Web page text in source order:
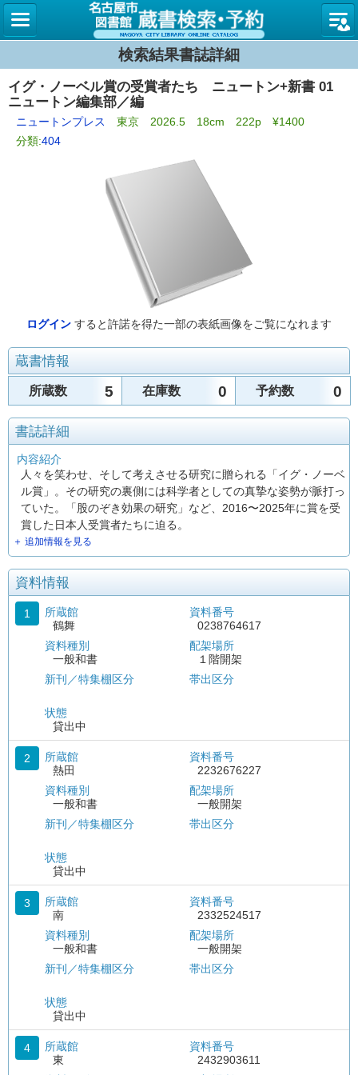
名古屋
検索結果書誌詳細
イグ・ノーベル賞の受賞者たち ニュートン+新書 01
ニュートン編集部／編
ニュートンプレス
東京 2026.5 18cm 222p ¥1400
分類:404
ログイン すると許諾を得た一部の表紙画像をご覧になれます
蔵書情報
所蔵数 5 在庫数 0 予約数 0
書誌詳細
内容紹介
人々を笑わせ、そして考えさせる研究に贈られる「イグ・ノーベ
ル賞」。その研究の裏側には科学者としての真摯な姿勢が脈打っ
ていた。「股のぞき効果の研究」など、2016〜2025年に賞を受
賞した日本人受賞者たちに迫る。
＋ 追加情報を見る
資料情報
1
所蔵館
鶴舞
資料種別
一般和書
新刊／特集棚区分
状態
貸出中
資料番号
0238764617
配架場所
１階開架
帯出区分
2
所蔵館
熱田
資料種別
一般和書
新刊／特集棚区分
状態
貸出中
資料番号
2232676227
配架場所
一般開架
帯出区分
3
所蔵館
南
資料種別
一般和書
新刊／特集棚区分
状態
貸出中
資料番号
2332524517
配架場所
一般開架
帯出区分
4
所蔵館
東
資料番号
2432903611